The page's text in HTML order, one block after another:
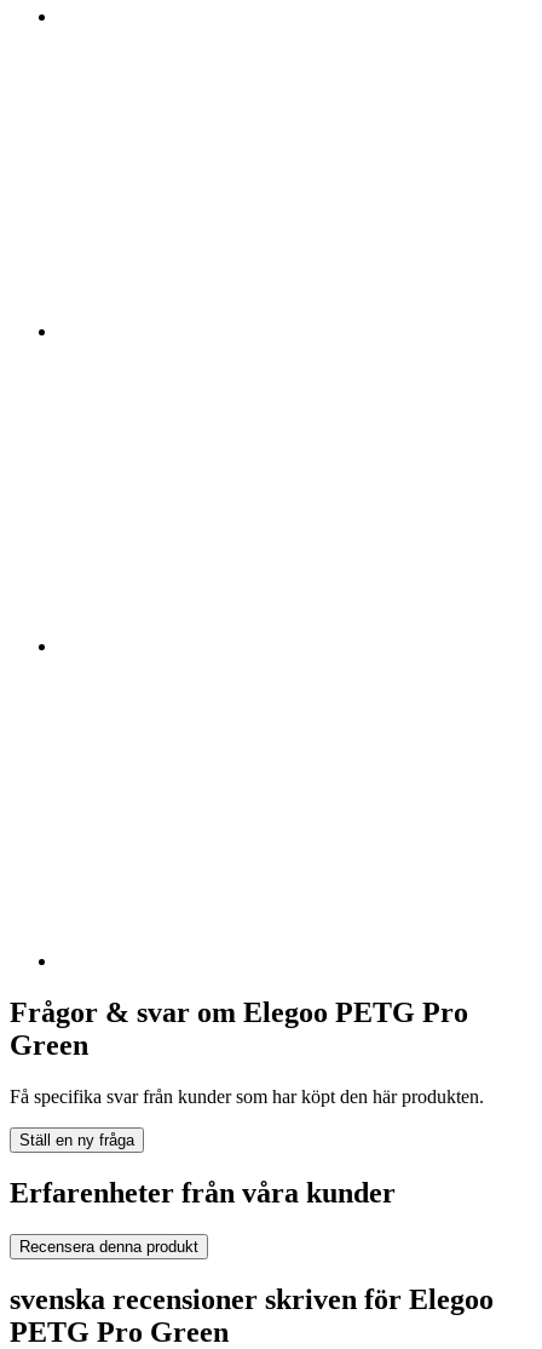
Frågor & svar om Elegoo PETG Pro
Green
Få specifika svar från kunder som har köpt den här produkten.
Ställ en ny fråga
Erfarenheter från våra kunder
Recensera denna produkt
svenska recensioner skriven för Elegoo
PETG Pro Green